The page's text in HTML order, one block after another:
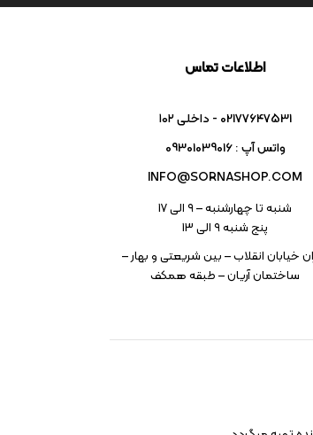
اطلاعات تماس
02177647531 - داخلی ۱۰۲
واتس آپ : 09301039016
INFO@SORNASHOP.COM
شنبه تا چهارشنبه – ۹ الی 17
پنج شنبه ۹ الی 13
خیابان انقلاب – بین شریعتی و بهار –
ساختمان آریان – طبقه همکف